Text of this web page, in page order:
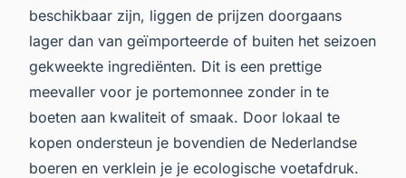
beschikbaar zijn, liggen de prijzen doorgaans
lager dan van geïmporteerde of buiten het seizoen
gekweekte ingrediënten. Dit is een prettige
meevaller voor je portemonnee zonder in te
boeten aan kwaliteit of smaak. Door lokaal te
kopen ondersteun je bovendien de Nederlandse
boeren en verklein je je ecologische voetafdruk.